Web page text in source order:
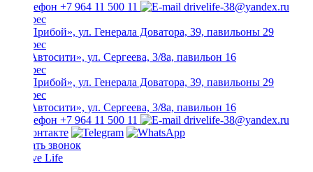
+7 964 11 500 11 drivelife-38@yandex.ru
ТЦ «Прибой», ул. Генерала Доватора, 39, павильоны 29
ТЦ «Автосити», ул. Сергеева, 3/8а, павильон 16
ТЦ «Прибой», ул. Генерала Доватора, 39, павильоны 29
ТЦ «Автосити», ул. Сергеева, 3/8а, павильон 16
+7 964 11 500 11
drivelife-38@yandex.ru
Заказать звонок